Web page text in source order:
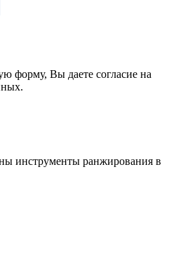
форму, Вы даете согласие на
инструменты ранжирования в